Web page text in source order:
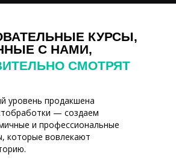
КУРСЫ,
С НАМИ,
СМОТРЯТ
уровень продакшена
— создаем
и профессиональные
которые вовлекают